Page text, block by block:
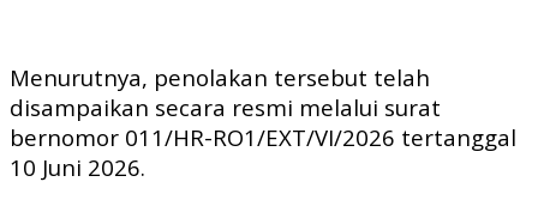
Menurutnya, penolakan tersebut telah
disampaikan secara resmi melalui surat
bernomor 011/HR-RO1/EXT/VI/2026 tertanggal
10 Juni 2026.